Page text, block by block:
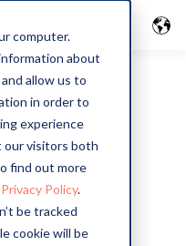
computer.
about
allow us to
in order to
experience
our visitors both
find out more
Privacy Policy.
be tracked
cookie will be
in
Entdecken Sie